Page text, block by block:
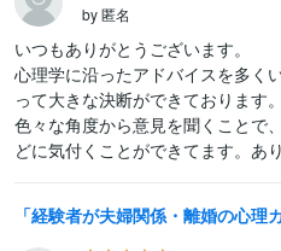
by 匿名
いつもありがとうございます。
心理学に沿ったアドバイスを多く
って大きな決断ができております。
色々な角度から意見を聞くことで
どに気付くことができてます。あ